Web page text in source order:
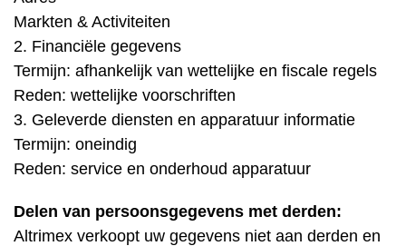
Markten & Activiteiten
2. Financiële gegevens
Termijn: afhankelijk van wettelijke en fiscale regels
Reden: wettelijke voorschriften
3. Geleverde diensten en apparatuur informatie
Termijn: oneindig
Reden: service en onderhoud apparatuur
Delen van persoonsgegevens met derden:
Altrimex verkoopt uw gegevens niet aan derden en